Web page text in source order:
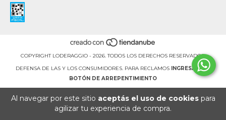
Al navegar por este sitio aceptás el uso de cookiespara
agilizar tu experiencia de compra.
COPYRIGHT LODERAGGIO - 2026. TODOS LOS DERECHOS RESERVADOS.
DEFENSA DE LAS Y LOS CONSUMIDORES. PARA RECLAMOS INGRESÁ ACÁ.
BOTÓN DE ARREPENTIMIENTO